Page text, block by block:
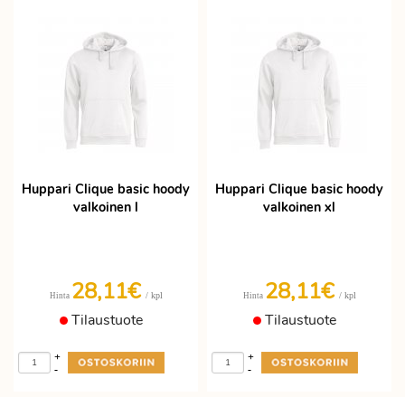
Huppari Clique basic hoody
valkoinen l
Hinta 28,11€ / kpl
Tilaustuote
-
+
Huppari Clique basic hoody
valkoinen xl
Hinta 28,11€ / kpl
Tilaustuote
-
+